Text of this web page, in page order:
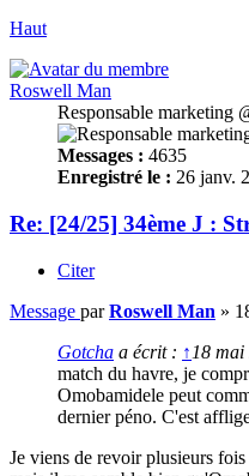
Haut
Roswell Man
Responsable marketing
Messages : 4635
Enregistré le : 26 janv.
Re: [24/25] 34ème J :
Citer
Message parRoswell Man »
Gotcha a écrit : ↑ 18 mai
match du havre, je
Omobamidele peut
dernier péno. C'est
Je viens de revoir plusieurs